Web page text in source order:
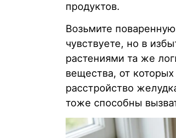
продуктов.
Возьмите
чувствуете, но в
растениями та же
вещества, от
расстройство
тоже способны